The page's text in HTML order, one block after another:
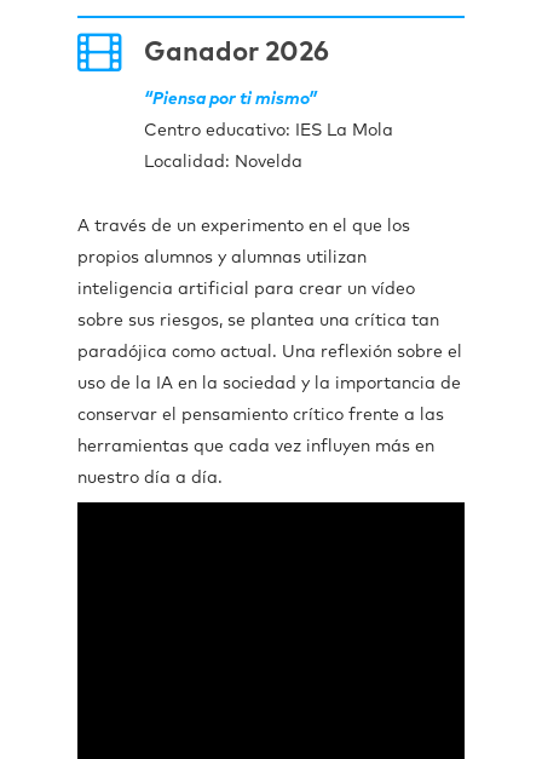
Ganador 2026
“Piensa por ti mismo”
Centro educativo:
IES La Mola
Localidad: Novelda
A través de un experimento en el que los
propios alumnos y alumnas utilizan
inteligencia artificial para crear un vídeo
sobre sus riesgos, se plantea una crítica tan
paradójica como actual. Una reflexión sobre el
uso de la IA en la sociedad y la importancia de
conservar el pensamiento crítico frente a las
herramientas que cada vez influyen más en
nuestro día a día.